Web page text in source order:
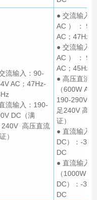
流输入：90-
AC；47Hz-
流输入：190-
DC（满
240V 高压直流
）
● 交流输入
AC ） ：
AC；47Hz-
● 交流输入
AC ） ：
AC；45Hz-
● 高压直流
（600W AC
190-290V
足240V 高
证）
● 直流输入
DC）：-
DC
● 直流输入
（1000W
DC）：-
DC